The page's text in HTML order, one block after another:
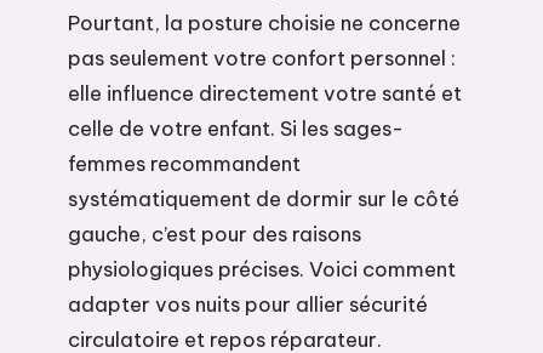
Pourtant, la posture choisie ne concerne
pas seulement votre confort personnel :
elle influence directement votre santé et
celle de votre enfant. Si les sages-
femmes recommandent
systématiquement de dormir sur le côté
gauche, c’est pour des raisons
physiologiques précises. Voici comment
adapter vos nuits pour allier sécurité
circulatoire et repos réparateur.